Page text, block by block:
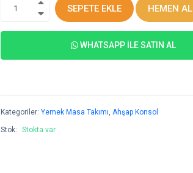
1 SEPETE EKLE HEMEN AL
WHATSAPP İLE SATIN AL
Kategoriler: Yemek Masa Takımı Ahşap Konsol
Stok: Stokta var